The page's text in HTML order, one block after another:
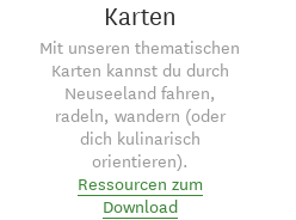
Karten
Mit unseren thematischen
Karten kannst du durch
Neuseeland fahren,
radeln, wandern (oder
dich kulinarisch
orientieren).
Ressourcen zum
Download